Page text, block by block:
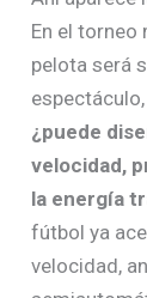
En el torneo
pelota será
¿puede
velocidad,
la energía
fútbol ya
velocidad,